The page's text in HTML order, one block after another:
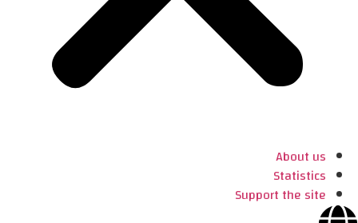
About us
Statistics
Support the site